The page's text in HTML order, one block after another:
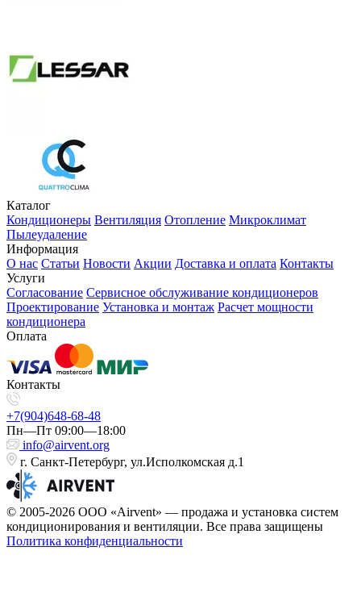
Каталог
Кондиционеры Вентиляция Отопление Микроклимат
Пылеудаление
Информация
О нас Статьи Новости Акции Доставка и оплата Контакты
Услуги
Согласование Сервисное обслуживание кондиционеров
Проектирование Установка и монтаж Расчет мощности
кондиционера
Оплата
Контакты
+7(904)648-68-48
Пн—Пт 09:00—18:00
info@airvent.org
г. Санкт-Петербург, ул.Исполкомская д.1
© 2005-2026 ООО «Airvent» — продажа и установка систем
кондиционирования и вентиляции. Все права защищены
Политика конфиденциальности